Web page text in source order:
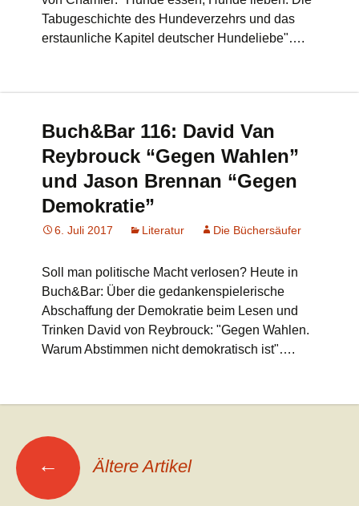
Tabugeschichte des Hundeverzehrs und das
erstaunliche Kapitel deutscher Hundeliebe"….
Buch&Bar 116: David Van
Reybrouck “Gegen Wahlen”
und Jason Brennan “Gegen
Demokratie”
6. Juli 2017 Literatur Die Büchersäufer
Soll man politische Macht verlosen? Heute in
Buch&Bar: Über die gedankenspielerische
Abschaffung der Demokratie beim Lesen und
Trinken David von Reybrouck: "Gegen Wahlen.
Warum Abstimmen nicht demokratisch ist"….
Beitrags-
Navigation
← Ältere Artikel